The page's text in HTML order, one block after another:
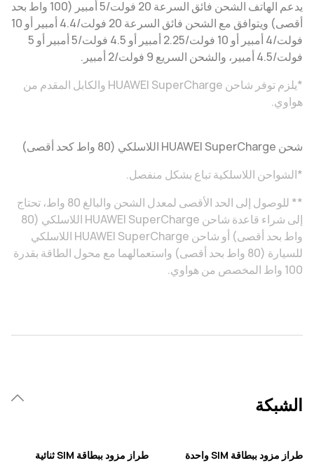
يدعم الهاتف الشحن فائق السرعة 20 فولت/5 أمبير (100 واط بحد
أقصى) ويتوافق مع الشحن فائق السرعة 20 فولت/4.4 أمبير أو 10
فولت/4 أمبير أو 10 فولت/2.25 أمبير أو 4.5 فولت/5 أمبير أو 5
فولت/4.5 أمبير، والشحن السريع 9 فولت/2 أمبير.
*يلزم توفر شاحن HUAWEI SuperCharge والكابل المقدم من
هواوي.
شحن HUAWEI SuperCharge اللاسلكي (80 واط كحد أقصى)
*الشواحن اللاسلكية تباع بشكل منفصل.
** للوصول إلى الحد الأقصى لمعدل الشحن والبالغ 80 واط، تحتاج
إلى شراء قاعدة شاحن HUAWEI SuperCharge اللاسلكي (80
واط بحد أقصى) أو شاحن HUAWEI SuperCharge اللاسلكي
للسيارة (80 واط بحد أقصى) واستعمالهما مع محول الطاقة بقدرة
100 واط المخصص من هواوي.
الشبكة
طراز مزود ببطاقة SIM واحدة طراز مزود ببطاقة SIM ثنائية